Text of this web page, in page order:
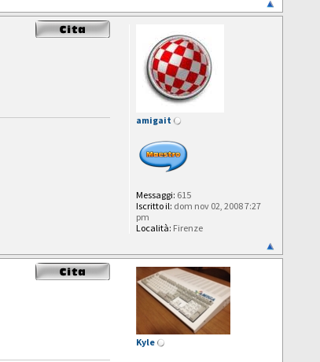
amigait
Messaggi: 615
Iscritto il: dom nov 02, 2008 7:27
pm
Località: Firenze
Kyle